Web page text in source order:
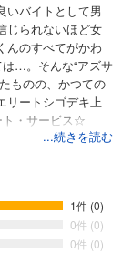
いバイトとして男
じられないほど女
んのすべてがかわ
は…。そんな“アズサ
ものの、かつての
リートシゴデキ上
ト・サービス☆
...続きを読む
1件 (0)
0件 (0)
0件 (0)